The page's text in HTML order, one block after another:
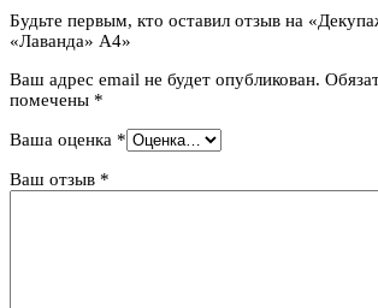
Будьте первым, кто оставил отзыв на
«Лаванда» А4»
Ваш адрес email не будет опубликован.
помечены *
Ваша оценка *
Ваш отзыв *